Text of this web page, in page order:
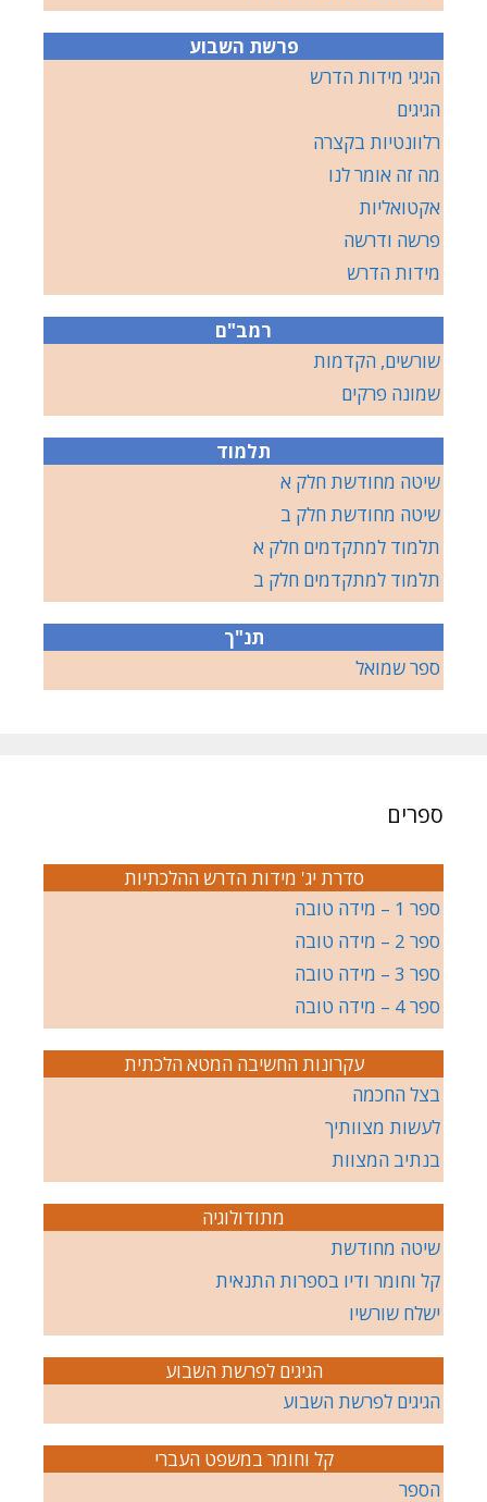
פרשת השבוע
הגיגי מידות הדרש
הגיגים
רלוונטיות בקצרה
מה זה אומר לנו
אקטואליות
פרשה ודרשה
מידות הדרש
רמב"ם
שורשים, הקדמות
שמונה פרקים
תלמוד
שיטה מחודשת חלק א
שיטה מחודשת חלק ב
תלמוד למתקדמים חלק א
תלמוד למתקדמים חלק ב
תנ"ך
ספר שמואל
ספרים
סדרת יג' מידות הדרש ההלכתיות
ספר 1 – מידה טובה
ספר 2 – מידה טובה
ספר 3 – מידה טובה
ספר 4 – מידה טובה
עקרונות החשיבה המטא הלכתית
בצל החכמה
לעשות מצוותיך
בנתיב המצוות
מתודולוגיה
שיטה מחודשת
קל וחומר ודיו בספרות התנאית
ישלח שורשיו
הגיגים לפרשת השבוע
הגיגים לפרשת השבוע
קל וחומר במשפט העברי
הספר